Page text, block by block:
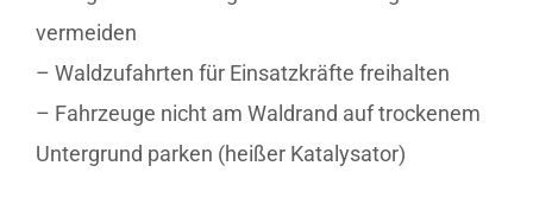
vermeiden
– Waldzufahrten für Einsatzkräfte freihalten
– Fahrzeuge nicht am Waldrand auf trockenem
Untergrund parken (heißer Katalysator)